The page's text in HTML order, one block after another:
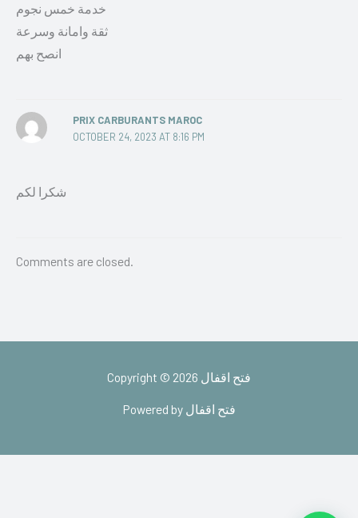
خدمة خمس نجوم
ثقة وامانة وسرعة
انصح بهم
PRIX CARBURANTS MAROC
OCTOBER 24, 2023 AT 8:16 PM
شكرا لكم
Comments are closed.
Copyright © 2026 فتح اقفال
Powered by فتح اقفال